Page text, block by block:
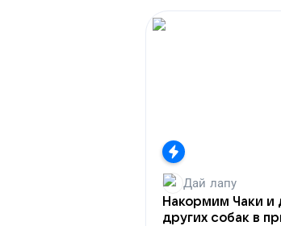
Дай лапу
Накормим Чаки и
других собак в